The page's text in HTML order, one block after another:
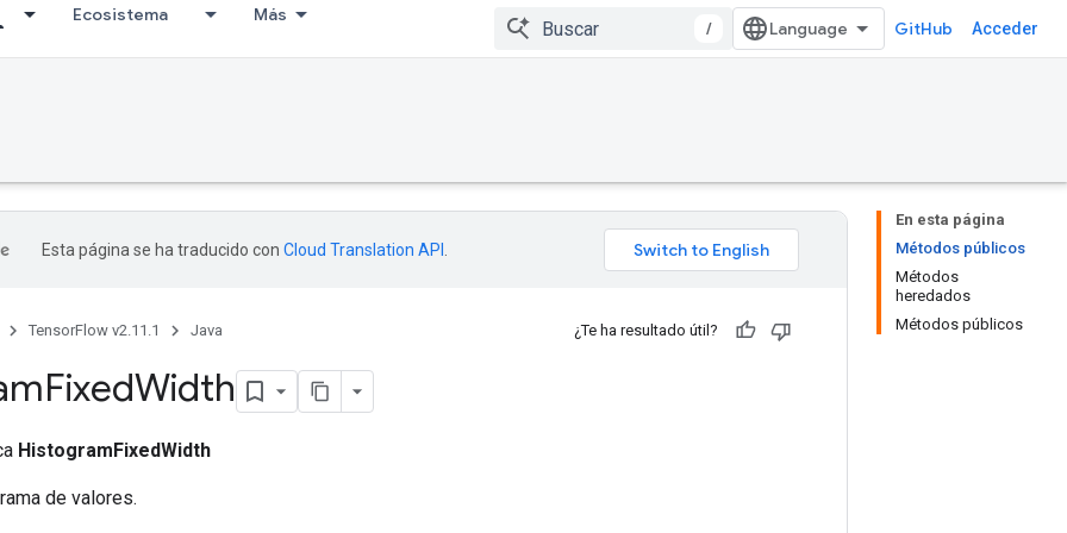
Ecosistema Más
/ GitHub Acceder
En esta página
Métodos públicos
Métodos
heredados
Métodos públicos
Esta página se ha traducido con Cloud Translation API
TensorFlow v2.11.1 Java ¿Te ha resultado útil?
FixedWidth
HistogramFixedWidth
de valores.